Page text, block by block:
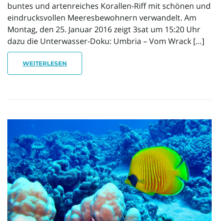
N
i
g
a
buntes und artenreiches Korallen-Riff mit schönen und
eindrucksvollen Meeresbewohnern verwandelt. Am
Montag, den 25. Januar 2016 zeigt 3sat um 15:20 Uhr
dazu die Unterwasser-Doku: Umbria – Vom Wrack […]
WEITERLESEN